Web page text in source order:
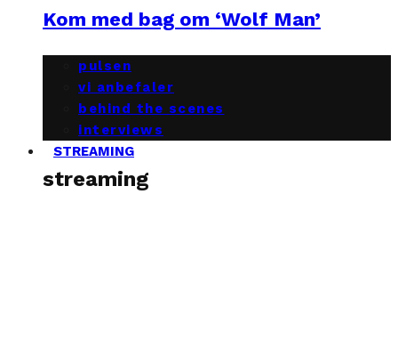
Kom med bag om ‘Wolf Man’
pulsen
vi anbefaler
behind the scenes
interviews
STREAMING
streaming